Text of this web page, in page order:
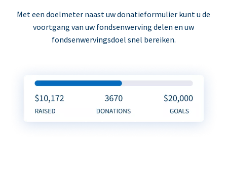
Met een doelmeter naast uw donatieformulier kunt u de
voortgang van uw fondsenwerving delen en uw
fondsenwervingsdoel snel bereiken.